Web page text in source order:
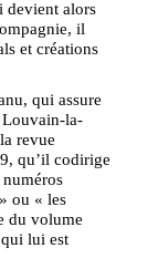
devient alors
il
et créations
qui assure
Louvain-la-
revue
qu’il codirige
ou « les
du volume
lui est